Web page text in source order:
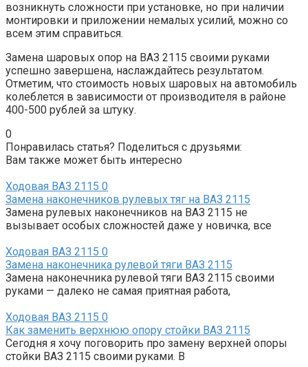
возникнуть сложности при установке, но при наличии
монтировки и приложении немалых усилий, можно со
всем этим справиться.
Замена шаровых опор на ВАЗ 2115 своими руками
успешно завершена, наслаждайтесь результатом.
Отметим, что стоимость новых шаровых на автомобиль
колеблется в зависимости от производителя в районе
400-500 рублей за штуку.
0
Понравилась статья? Поделиться с друзьями:
Вам также может быть интересно
Ходовая ВАЗ 2115 0
Замена наконечников рулевых тяг на ВАЗ 2115
Замена рулевых наконечников на ВАЗ 2115 не
вызывает особых сложностей даже у новичка, все
Ходовая ВАЗ 2115 0
Замена наконечника рулевой тяги ВАЗ 2115
Замена наконечника рулевой тяги ВАЗ 2115 своими
руками — далеко не самая приятная работа,
Ходовая ВАЗ 2115 0
Как заменить верхнюю опору стойки ВАЗ 2115
Сегодня я хочу поговорить про замену верхней опоры
стойки ВАЗ 2115 своими руками. В